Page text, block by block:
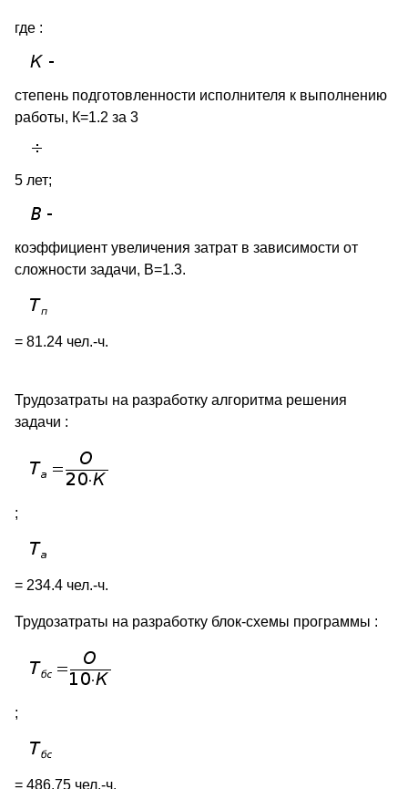
где :
степень подготовленности исполнителя к выполнению
работы, К=1.2 за 3
5 лет;
коэффициент увеличения затрат в зависимости от
сложности задачи, В=1.3.
= 81.24 чел.-ч.
Трудозатраты на разработку алгоритма решения
задачи :
;
= 234.4 чел.-ч.
Трудозатраты на разработку блок-схемы программы :
;
= 486.75 чел.-ч.